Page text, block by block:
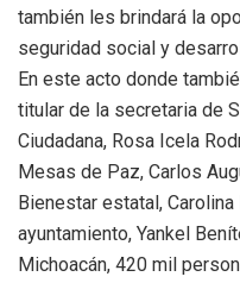
también les brindará la
seguridad social y
En este acto donde
titular de la secretaria de
Ciudadana, Rosa Icela
Mesas de Paz, Carlos
Bienestar estatal,
ayuntamiento, Yankel
Michoacán, 420 mil